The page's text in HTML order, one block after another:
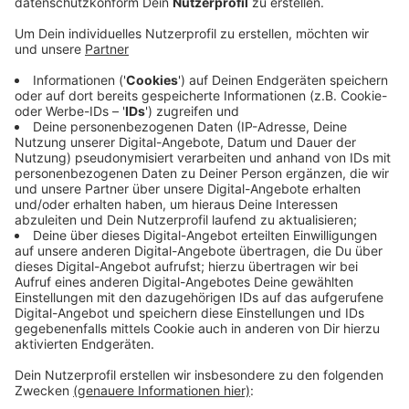
Besonders hart trifft es Betriebe, die sonst viel mit
eigenen Cafés verdienen. Die sind seit Wochen
geschlossen. Das Personal ist in Kurzarbeit. Auch
Filialen, in denen normalerweise viele Berufstätige und
Pendler einkaufen, haben es schwer, weil viele
Menschen im Homeoffice sind.
Positiv sei, dass die Kunden seit dem Beginn der
Pandemie mehr Brot kaufen. Als es zwischenzeitlich in
den Supermärkten kaum noch Mehl und Hefe gab,
verkauften einige Bäcker auch diese Produkte. Das
Geschäft damit sei sehr gut gelaufen.